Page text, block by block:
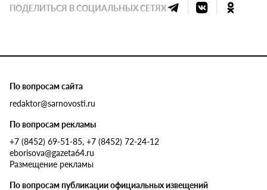
ПОДЕЛИТЬСЯ В СОЦИАЛЬНЫХ СЕТЯХ
По вопросам сайта
redaktor@sarnovosti.ru
По вопросам рекламы
+7 (8452) 69-51-85, +7 (8452) 72-24-12
eborisova@gazeta64.ru
Размещение рекламы
По вопросам публикации официальных извещений